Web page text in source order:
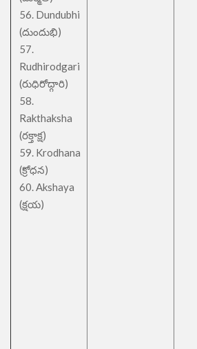
56. Dundubhi
(దుందుభి)
57.
Rudhirodgari
(రుధిరోద్గారి)
58.
Rakthaksha
(రక్తాక్ష)
59. Krodhana
(క్రోధన)
60. Akshaya
(క్షయ)